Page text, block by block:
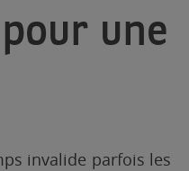
une
invalide parfois les